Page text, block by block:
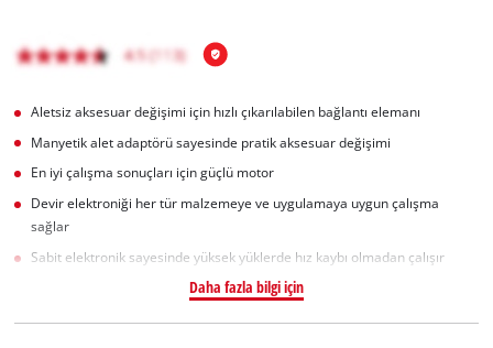
Aletsiz aksesuar değişimi için hızlı çıkarılabilen bağlantı elemanı
Manyetik alet adaptörü sayesinde pratik aksesuar değişimi
En iyi çalışma sonuçları için güçlü motor
Devir elektroniği her tür malzemeye ve uygulamaya uygun çalışma
sağlar
Sabit elektronik sayesinde yüksek yüklerde hız kaybı olmadan çalışır
Daha fazla bilgi için